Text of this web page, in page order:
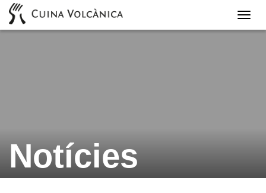
Cuina
Notícies